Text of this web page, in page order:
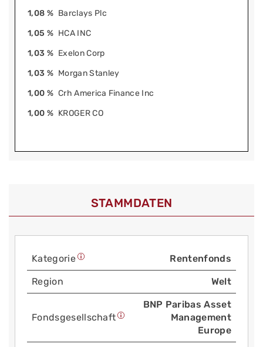
1,08 % Barclays Plc
1,05 % HCA INC
1,03 % Exelon Corp
1,03 % Morgan Stanley
1,00 % Crh America Finance Inc
1,00 % KROGER CO
STAMMDATEN
Kategorie Rentenfonds
Region Welt
Fonds­gesellschaft
BNP Paribas Asset
Management
Europe